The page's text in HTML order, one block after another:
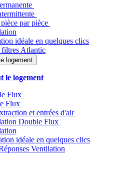
par pièce
idéale en quelques clics
Atlantic
logement
le logement
Flux
Flux
et entrées d'air
Double Flux
idéale en quelques clics
Ventilation